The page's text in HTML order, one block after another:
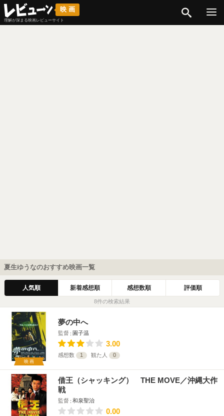
映画
理解が深まる映画レビューサイト
夏生ゆうなのおすすめ映画一覧
人気順 新着感想順 感想数順 評価順
8件の検索結果
映画
夢の中へ
監督 園子温
3.00
感想数 1 観た人 0
借王（シャッキング） THE MOVE／沖縄大作
戦
監督 和泉聖治
0.00